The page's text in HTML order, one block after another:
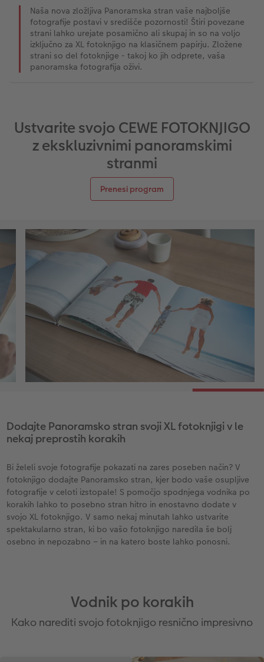
XXL Retro fotografija
Naša nova zložljiva Panoramska stran vaše najboljše
fotografije postavi v središče pozornosti! Štiri povezane
strani lahko urejate posamično ali skupaj in so na voljo
izključno za XL fotoknjigo na klasičnem papirju. Zložene
strani so del fotoknjige - takoj ko jih odprete, vaša
panoramska fotografija oživi.
Ustvarite svojo CEWE FOTOKNJIGO
z ekskluzivnimi panoramskimi
stranmi
Prenesi program
Dodajte Panoramsko stran svoji XL fotoknjigi v le
nekaj preprostih korakih
Bi želeli svoje fotografije pokazati na zares poseben način? V
fotoknjigo dodajte Panoramsko stran, kjer bodo vaše osupljive
fotografije v celoti izstopale! S pomočjo spodnjega vodnika po
korakih lahko to posebno stran hitro in enostavno dodate v
svojo XL fotoknjigo. V samo nekaj minutah lahko ustvarite
spektakularno stran, ki bo vašo fotoknjigo naredila še bolj
osebno in nepozabno – in na katero boste lahko ponosni.
Vodnik po korakih
Kako narediti svojo fotoknjigo resnično impresivno